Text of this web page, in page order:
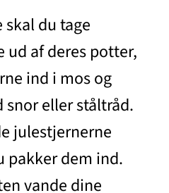
du tage
af deres potter,
ind i mos og
eller ståltråd.
julestjernerne
pakker dem ind.
vande dine